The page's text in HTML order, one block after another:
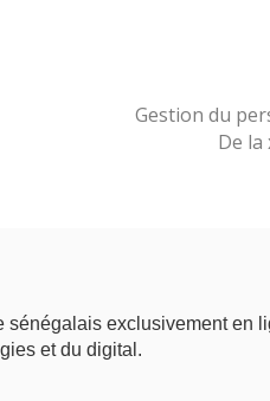
Gestion du
De
sénégalais exclusivement en
et du digital.